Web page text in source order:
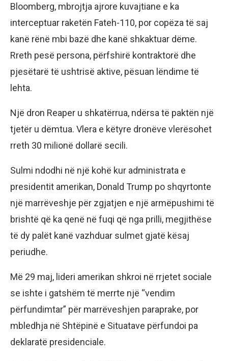
Bloomberg, mbrojtja ajrore kuvajtiane e ka
interceptuar raketën Fateh-110, por copëza të saj
kanë rënë mbi bazë dhe kanë shkaktuar dëme.
Rreth pesë persona, përfshirë kontraktorë dhe
pjesëtarë të ushtrisë aktive, pësuan lëndime të
lehta.
Një dron Reaper u shkatërrua, ndërsa të paktën një
tjetër u dëmtua. Vlera e këtyre dronëve vlerësohet
rreth 30 milionë dollarë secili.
Sulmi ndodhi në një kohë kur administrata e
presidentit amerikan, Donald Trump po shqyrtonte
një marrëveshje për zgjatjen e një armëpushimi të
brishtë që ka qenë në fuqi që nga prilli, megjithëse
të dy palët kanë vazhduar sulmet gjatë kësaj
periudhe.
Më 29 maj, lideri amerikan shkroi në rrjetet sociale
se ishte i gatshëm të merrte një “vendim
përfundimtar” për marrëveshjen paraprake, por
mbledhja në Shtëpinë e Situatave përfundoi pa
deklaratë presidenciale.